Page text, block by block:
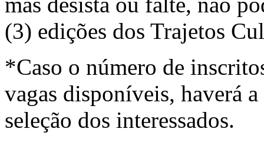
(3) edições dos Trajetos
*Caso o número de
vagas disponíveis, haverá
seleção dos interessados.